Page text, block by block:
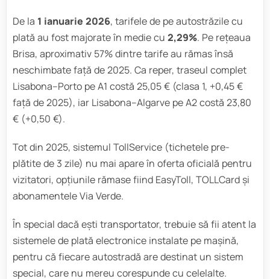
De la 1 ianuarie 2026, tarifele de pe autostrăzile cu
plată au fost majorate în medie cu 2,29%. Pe rețeaua
Brisa, aproximativ 57% dintre tarife au rămas însă
neschimbate față de 2025. Ca reper, traseul complet
Lisabona–Porto pe A1 costă 25,05 € (clasa 1, +0,45 €
față de 2025), iar Lisabona–Algarve pe A2 costă 23,80
€ (+0,50 €).
Tot din 2025, sistemul TollService (tichetele pre-
plătite de 3 zile) nu mai apare în oferta oficială pentru
vizitatori, opțiunile rămase fiind EasyToll, TOLLCard și
abonamentele Via Verde.
În special dacă ești transportator, trebuie să fii atent la
sistemele de plată electronice instalate pe mașină,
pentru că fiecare autostradă are destinat un sistem
special, care nu mereu corespunde cu celelalte.